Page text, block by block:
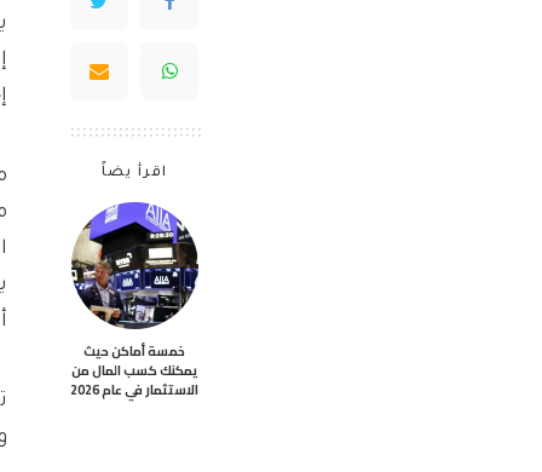
اقرأ يضاً
خمسة أماكن حيث
يمكنك كسب المال من
الاستثمار في عام 2026